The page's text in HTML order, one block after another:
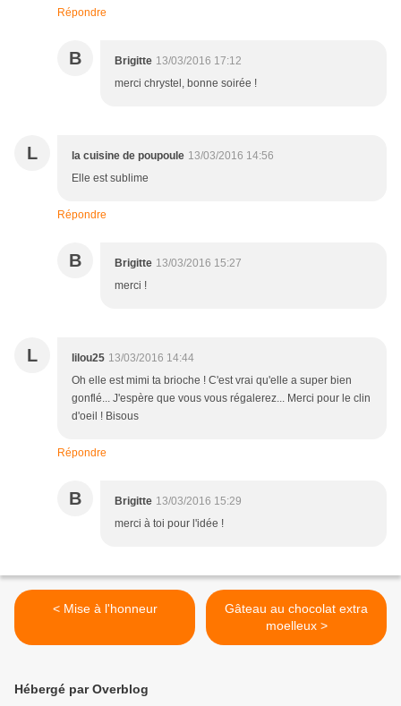
Répondre
B Brigitte 13/03/2016 17:12
merci chrystel, bonne soirée !
L la cuisine de poupoule 13/03/2016 14:56
Elle est sublime
Répondre
B Brigitte 13/03/2016 15:27
merci !
L lilou25 13/03/2016 14:44
Oh elle est mimi ta brioche ! C'est vrai qu'elle a super bien
gonflé... J'espère que vous vous régalerez... Merci pour le clin
d'oeil ! Bisous
Répondre
B Brigitte 13/03/2016 15:29
merci à toi pour l'idée !
< Mise à l'honneur
Gâteau au chocolat extra
moelleux >
Hébergé par Overblog